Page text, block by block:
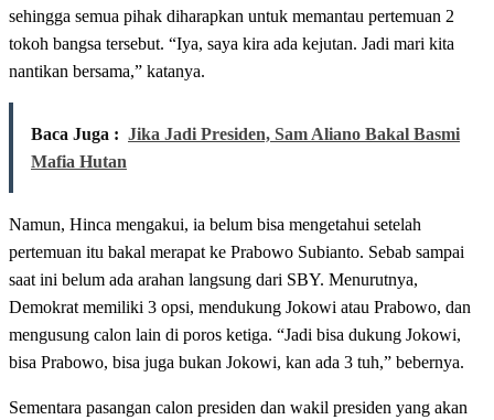
sehingga semua pihak diharapkan untuk memantau pertemuan 2
tokoh bangsa tersebut. “Iya, saya kira ada kejutan. Jadi mari kita
nantikan bersama,” katanya.
Baca Juga : Jika Jadi Presiden, Sam Aliano Bakal Basmi
Mafia Hutan
Namun, Hinca mengakui, ia belum bisa mengetahui setelah
pertemuan itu bakal merapat ke Prabowo Subianto. Sebab sampai
saat ini belum ada arahan langsung dari SBY. Menurutnya,
Demokrat memiliki 3 opsi, mendukung Jokowi atau Prabowo, dan
mengusung calon lain di poros ketiga. “Jadi bisa dukung Jokowi,
bisa Prabowo, bisa juga bukan Jokowi, kan ada 3 tuh,” bebernya.
Sementara pasangan calon presiden dan wakil presiden yang akan